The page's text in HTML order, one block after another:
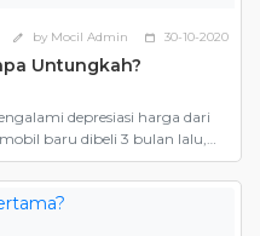
edit by Mocil Admin calendar_today 30-10-2020
Untungkah?
depresiasi harga dari
baru dibeli 3 bulan lalu,
harga jual mobil bekas.
mengapa banyak orang
lebih murah. Namun,